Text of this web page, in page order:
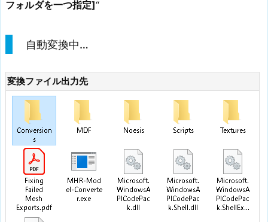
フォルダを一つ指定]“
自動変換中…
変換ファイル出力先